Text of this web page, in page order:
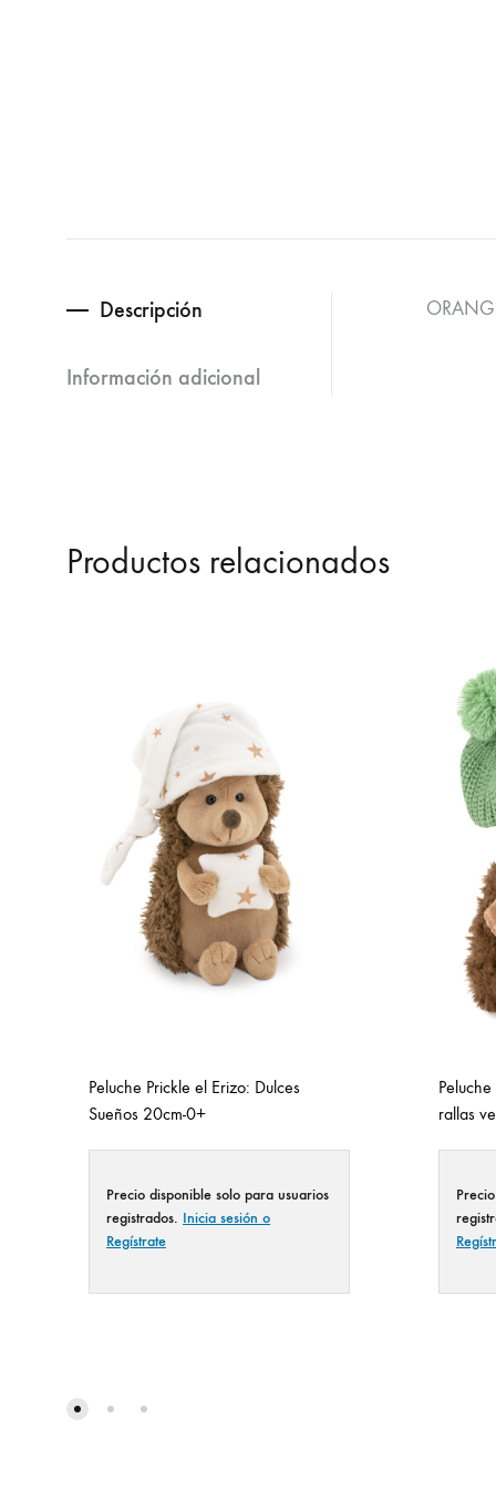
Descripción
Información adicional
Productos relacionados
Peluche Prickle el Erizo: Dulces
Sueños 20cm-0+
Precio disponible solo para usuarios
registrados. Inicia sesión o
Regístrate
rallas